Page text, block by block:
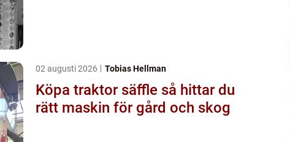
02 augusti 2026 Tobias Hellman
Köpa traktor säffle så hittar du
rätt maskin för gård och skog